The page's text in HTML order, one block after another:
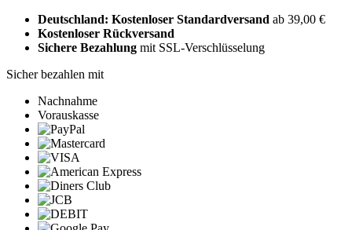
Deutschland: Kostenloser Standardversand ab 39,00 €
Kostenloser Rückversand
Sichere Bezahlung mit SSL-Verschlüsselung
Sicher bezahlen mit
Nachnahme
Vorauskasse